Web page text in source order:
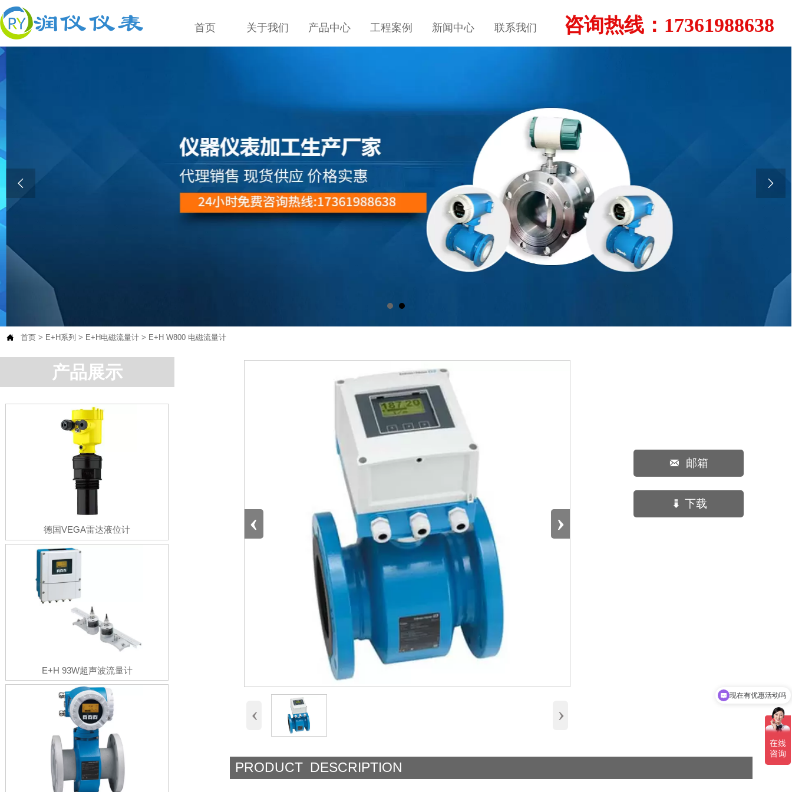
首页 关于我们 产品中心 工程案例 新闻中心 联系我们 咨询热线：17361988638
 
 首页 > E+H系列 > E+H电磁流量计 > E+H W800 电磁流量计
产品展示
德国VEGA雷达液位计
E+H 93W超声波流量计
‹ ›
‹ ›
 邮箱
 下载
PRODUCT DESCRIPTION
现在有优惠活动吗